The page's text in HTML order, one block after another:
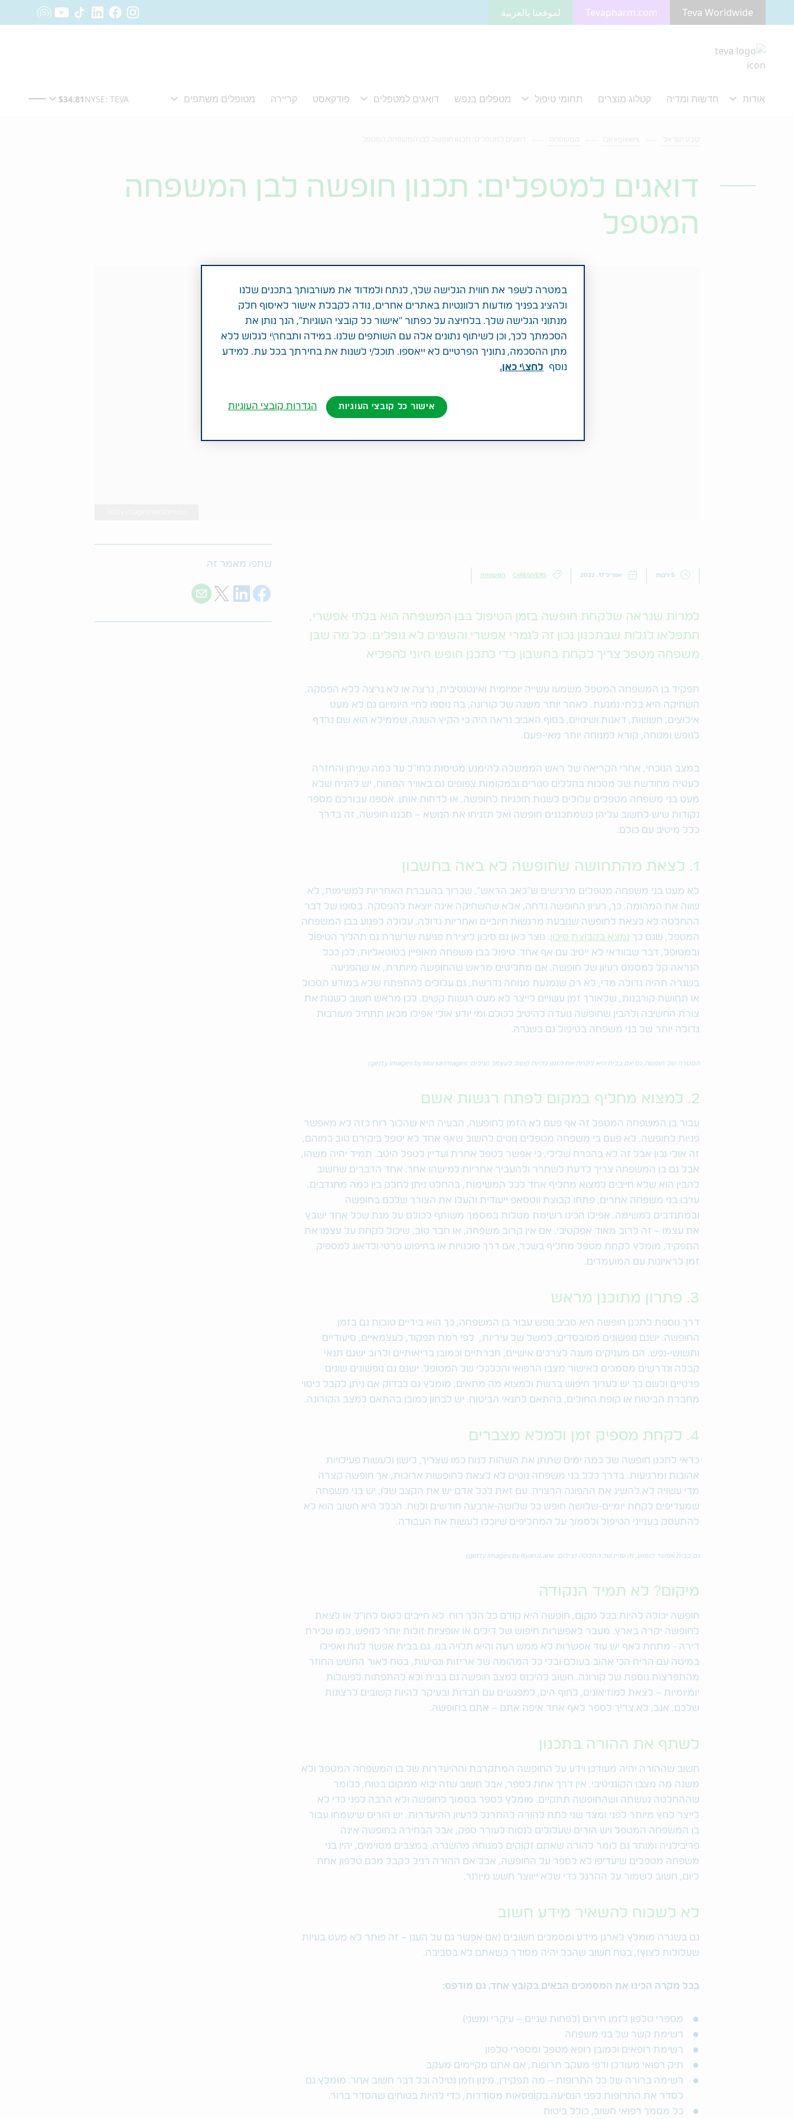
מעבר לתוכן המרכזי
Teva Worldwide
Tevapharm.com لموقعنا بالعربية
דואגים למטפלים: תכנון חופשה לבן המשפחה
המטפל
5 דקות אפריל 17, 2022 CAREGIVERS המשפחה
למרות שנראה שלקחת חופשה בזמן הטיפול בבן המשפחה הוא בלתי אפשרי,
תתפלאו לגלות שבתכנון נכון זה לגמרי אפשרי והשמים לא נופלים. כל מה שבן
משפחה מטפל צריך לקחת בחשבון כדי לתכנן חופש חיוני להפליא
תפקיד בן המשפחה המטפל משמעו עשייה יומיומית ואינטנסיבית, נרצה או לא נרצה ללא הפסקה,
השחיקה היא בלתי נמנעת. לאחר יותר משנה של קורונה, בה נוספו לחיי היומיום גם לא מעט
אילוצים, חששות, דאגות ושינויים, בסוף האביב נראה היה כי הקיץ השנה, שממילא הוא שם נרדף
לנופש ומנוחה, קורא למנוחה יותר מאי-פעם.
במצב הנוכחי, אחרי הקריאה של ראש הממשלה להימנע מטיסות לחו"ל עד כמה שניתן והחזרה
לעטיה מחודשת של מסכות בחללים סגורים ובמקומות צפופים גם באוויר הפתוח, יש להניח שלא
מעט בני משפחה מטפלים עלולים לשנות תוכניות לחופשה, או לדחות אותן. אספנו עבורכם מספר
נקודות שיש לחשוב עליהן כשמתכננים חופשה ואל תזניחו את הנושא – תכננו חופשה, זה בדרך
כלל מיטיב עם כולם.
1. לצאת מהתחושה שחופשה לא באה בחשבון
לא מעט בני משפחה מטפלים מרגישים ש"כאב הראש", שכרוך בהעברת האחריות למשימות, לא
שווה את המהומה. כך, רעיון החופשה נדחה, אלא שהשחיקה אינה יוצאת להפסקה. בסופו של דבר
ההחלטה לא לצאת לחופשה שנובעת מרגשות חיוביים ואחריות גדולה, עלולה לפגוע בבן המשפחה
המטפל, שגם כך נמצא בקבוצת סיכון. נוצר כאן גם סיכון ליצירת פגיעת שרשרת גם תהליך הטיפול
ובמטופל, דבר שבוודאי לא ייטיב עם אף אחד. טיפול בבן משפחה מאופיין בטוטאליות, לכן ככל
הנראה קל למסמס רעיון של חופשה. אם מחליטים מראש שהחופשה מיותרת, או שהפגיעה
בשגרה תהיה גדולה מדי, לא רק שנמנעת מנוחה נדרשת, גם עלולים להתפתח שלא במודע תסכול
או תחושת קורבנות, שלאורך זמן עשויים לייצר לא מעט רגשות קשים. לכן מראש חשוב לשנות את
צורת החשיבה ולהבין שחופשה נועדה להיטיב לכולם ומי יודע אולי אפילו מכאן תתחיל מעורבות
גדולה יותר של בני משפחה בטיפול גם בשגרה.
המטרה של חופשה, גם אם בבית היא לקחת את הזמן להיות קשוב לעצמך (צילום: getty images by Morsa Images
)
2. למצוא מחליף במקום לפתח רגשות אשם
עבור בן המשפחה המטפל זה אף פעם לא הזמן לחופשה, הבעיה היא שהלוך רוח כזה לא מאפשר
פניות לחופשה. לא פעם בי משפחה מטפלים נוטים לחשוב שאף אחד לא יטפל ביקירם טוב כמוהם,
זה אולי נכון אבל זה לא בהכרח שלילי, כי אפשר לטפל אחרת ועדיין לטפל היטב. תמיד יהיה משהו,
אבל גם בן המשפחה צריך לדעת לשחרר ולהעביר אחריות למישהו אחר. אחד הדברים שחשוב
להבין הוא שלא חייבים למצוא מחליף אחד לכל המשימות, בהחלט ניתן לחלק בין כמה מתנדבים.
ערבו בני משפחה אחרים, פתחו קבוצת ווטסאפ ייעודית והעלו את הצורך שלכם בחופשה
ובמתנדבים למשימה. אפילו הכינו רשימת מטלות במסמך משותף לכולם על מנת שכל אחד ישבץ
את עצמו – זה לרוב מאוד אפקטיבי. אם אין קרוב משפחה, או חבר טוב, שיכול לקחת על עצמו את
התפקיד, מומלץ לקחת מטפל מחליף בשכר, אם דרך סוכנויות או בחיפוש פרטי ולדאוג למספיק
זמן לראיונות עם המועמדים.
3. פתרון מתוכנן מראש
דרך נוספת לתכנן חופשה היא סביב נופש עבור בן המשפחה, כך הוא בידיים טובות גם בזמן
החופשה. ישנם נופשונים מסובסדים, למשל של עיריות, לפי רמת תפקוד, לעצמאיים, סיעודיים
ותשושי-נפש. הם מעניקים מענה לצרכים אישיים, חברתיים וכמובן בריאותיים ולרוב ישנם תנאי
קבלה ונדרשים מסמכים לאישור מצבו הרפואי והכלכלי של המטופל. ישנם גם נופשונים שונים
פרטיים ולשם כך יש לערוך חיפוש ברשת ולמצוא מה מתאים, מומלץ גם לבדוק אם ניתן לקבל כיסוי
מחברת הביטוח או קופת החולים, בהתאם לתנאי הביטוח. יש לבחון כמובן בהתאם למצב הקורונה.
4. לקחת מספיק זמן ולמלא מצברים
כדאי לתכנן חופשה של כמה ימים שתתן את השהות לנוח כמו שצריך, לישון ולעשות פעילויות
אהובות ומרגיעות. בדרך כלל בני משפחה נוטים לא לצאת לחופשות ארוכות, אך חופשה קצרה
מדי עשויה לא להשיג את ההפוגה הרצויה. עם זאת לכל אדם יש את הקצב שלו, יש בני משפחה
שמעדיפים לקחת יומיים-שלושה חופש כל שלושה-ארבעה חודשים ולנוח. הכלל היא חשוב הוא לא
להתעסק בענייני הטיפול ולסמוך על המחליפים שיוכלו לעשות את העבודה.
גם בבית אפשר לנפוש, זה עניין של החלטה (צילום: getty images by RyanJLane
)
מיקום? לא תמיד הנקודה
חופשה יכולה להיות בכל מקום, חופשה היא קודם כל הלך רוח. לא חייבים לטוס לחו"ל או לצאת
לחופשה יקרה בארץ. מעבר לאפשרות חיפוש של דילים או אופציות זולות יותר לנופש, כמו שכירת
דירה - מתחת לאף יש עוד אפשרות לא ממש רעה והיא תלויה בנו. גם בבית אפשר לנוח ואפילו
במיטה עם הריח הכי אהוב בעולם ובלי כל המהומה של אריזות ונסיעות, בטח לאור החשש החוזר
מהתפרצות נוספת של קורונה. חשוב להיכנס למצב חופשה גם בבית ולא להתפתות לפעולות
יומיומיות – לצאת למוזיאונים, לחוף הים, למפגשים עם חברות ובעיקר להיות קשובים לרצונות
שלכם. אגב, לא צריך לספר לאף אחד איפה אתם – אתם בחופשה.
לשתף את ההורה בתכנון
חשוב שההורה יהיה מעודכן וידע על החופשה המתקרבת וההיעדרות של בן המשפחה המטפל ולא
משנה מה מצבו הקוגניטיבי. אין דרך אחת לספר, אבל חשוב שזה יבוא ממקום בטוח, כלומר
שההחלטה נעשתה ושהחופשה תתקיים. מומלץ לספר בסמוך לחופשה ולא הרבה לפני כדי לא
לייצר לחץ מיותר לפני ומצד שני לתת להורה להתרגל לרעיון ההיעדרות. יש הורים שישמחו עבור
בן המשפחה המטפל ויש הורים שעלולים לנסות לעורר ספק, אבל הבחירה בחופשה אינה
פריבילגיה ומותר גם לומר להורה שאתם זקוקים למנוחה מהשגרה. במצבים מסוימים, יהיו בני
משפחה מטפלים שיעדיפו לא לספר על החופשה, אבל אם ההורה רגיל לקבל מכם טלפון אחת
ליום, חשוב לשמור על ההרגל כדי שלא ייווצר חשש מיותר.
לא לשכוח להשאיר מידע חשוב
גם בשגרה מומלץ לארגן מידע ומסמכים חשובים (אם אפשר גם על הענן – זה פותר לא מעט בעיות
שעלולות לצוץ), בטח חשוב שהכל יהיה מסודר כשאתם לא בסביבה.
בכל מקרה הכינו את המסמכים הבאים בקובץ אחד, גם מודפס:
מספרי טלפון לזמן חירום (לפחות שניים – עיקרי ומשני)
רשימת קשר של בני משפחה
רשימת רופאים וכמובן רופא מטפל ומספרי טלפון
תיק רפואי מעודכן ודפי מעקב תרופות, אם אתם מקיימים מעקב
רשימה ברורה של כל התרופות – מה תפקידן, מינון וזמן נטילה וכל דבר חשוב אחר. מומלץ גם
לסדר את התרופות לפני הנסיעה בקופסאות מסודרות, כדי להיות בטוחים שהסדר ברור.
כל מסמך רפואי חשוב, כולל ביטוח
שתפו מאמר זה
Share on Facebook
Share on LinkedIn
Share on Twitter
Share with E-mail
במטרה לשפר את חווית הגלישה שלך, לנתח ולמדוד את מעורבותך בתכנים שלנו
ולהציג בפניך מודעות רלוונטיות באתרים אחרים, נודה לקבלת אישור לאיסוף חלק
מנתוני הגלישה שלך. בלחיצה על כפתור "אישור כל קובצי העוגיות", הנך נותן את
הסכמתך לכך, וכן לשיתוף נתונים אלה עם השותפים שלנו. במידה ותבחר\י לגלוש ללא
מתן ההסכמה, נתוניך הפרטיים לא ייאספו. תוכל/י לשנות את בחירתך בכל עת. למידע
נוסף
לחצ\י כאן.
אישור כל קובצי העוגיות הגדרות קובצי העוגיות